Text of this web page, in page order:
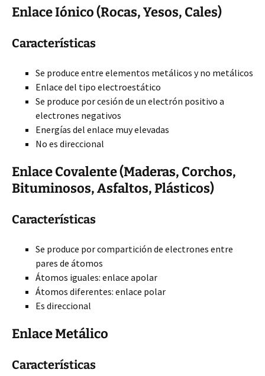
Enlace Iónico (Rocas, Yesos, Cales)
Características
Se produce entre elementos metálicos y no metálicos
Enlace del tipo electroestático
Se produce por cesión de un electrón positivo a
electrones negativos
Energías del enlace muy elevadas
No es direccional
Enlace Covalente (Maderas, Corchos,
Bituminosos, Asfaltos, Plásticos)
Características
Se produce por compartición de electrones entre
pares de átomos
Átomos iguales: enlace apolar
Átomos diferentes: enlace polar
Es direccional
Enlace Metálico
Características